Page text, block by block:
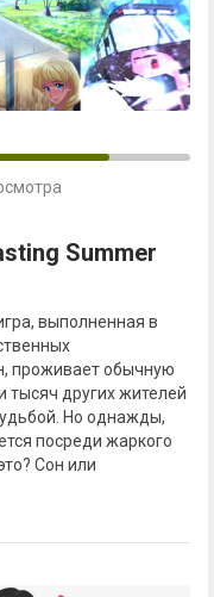
Summer
выполненная в
проживает обычную
тысяч других жителей
Но однажды,
посреди жаркого
Сон или